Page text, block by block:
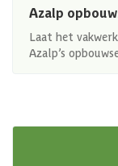
Azalp
Laat het
Azalp’s